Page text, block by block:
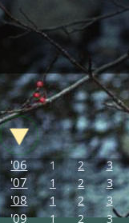
'06 1 2 3
'07 1 2 3
'08 1 2 3
'09 1 2 3